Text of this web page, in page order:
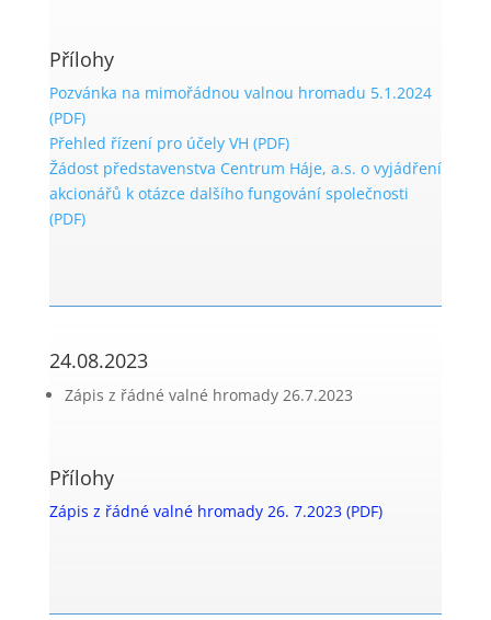
Přílohy
Pozvánka na mimořádnou valnou hromadu 5.1.2024
(PDF)
Přehled řízení pro účely VH (PDF)
Žádost představenstva Centrum Háje, a.s. o vyjádření
akcionářů k otázce dalšího fungování společnosti
(PDF)
24.08.2023
Zápis z řádné valné hromady 26.7.2023
Přílohy
Zápis z řádné valné hromady 26. 7.2023 (PDF)